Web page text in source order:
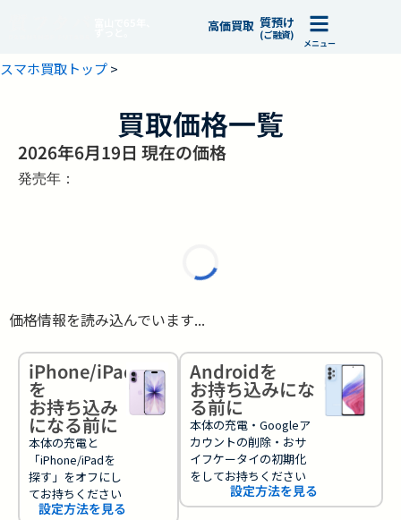
高価買取 質預け
(ご融資)
メニュー
スマホ買取トップ>
買取価格一覧
2026年6月19日 現在の価格
発売年：
価格情報を読み込んでいます...
iPhone/iPad
を
お持ち込み
になる前に
本体の充電と
「iPhone/iPadを
探す」をオフにし
てお持ちください
設定方法を見る
Androidを
お持ち込みにな
る前に
本体の充電・Googleア
カウントの削除・おサ
イフケータイの初期化
をしてお持ちください
設定方法を見る